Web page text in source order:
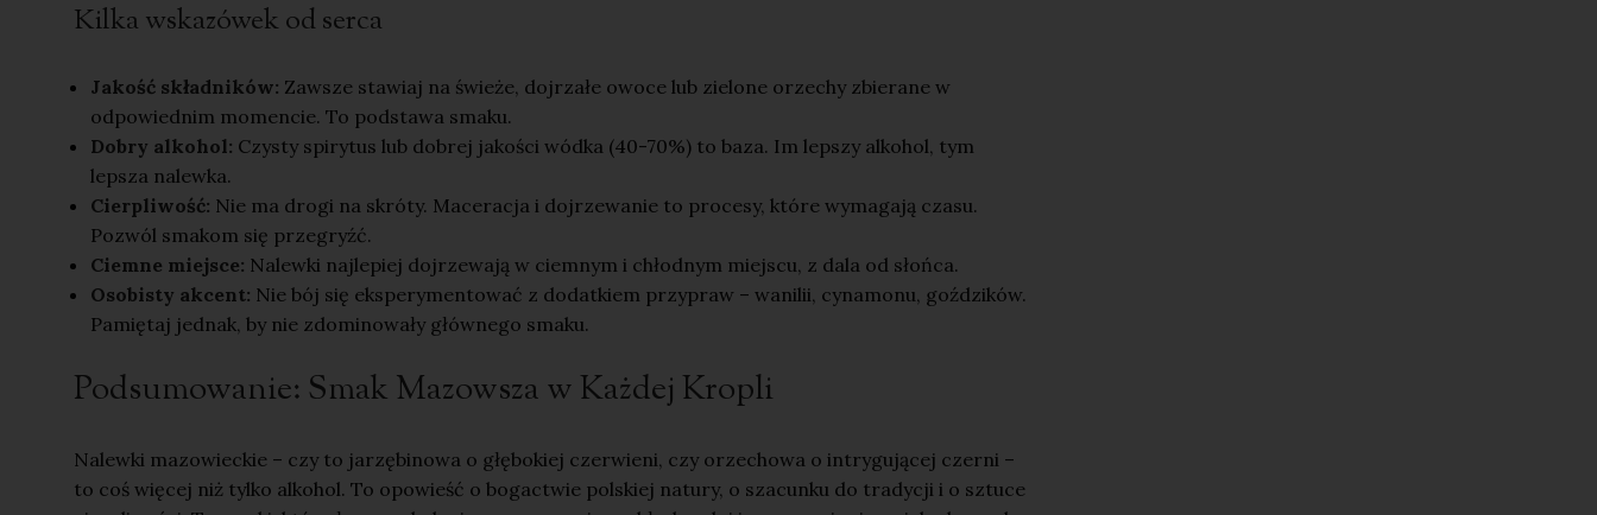
Kilka wskazówek od serca
Jakość składników: Zawsze stawiaj na świeże, dojrzałe owoce lub zielone orzechy zbierane w
odpowiednim momencie. To podstawa smaku.
Dobry alkohol: Czysty spirytus lub dobrej jakości wódka (40-70%) to baza. Im lepszy alkohol, tym
lepsza nalewka.
Cierpliwość: Nie ma drogi na skróty. Maceracja i dojrzewanie to procesy, które wymagają czasu.
Pozwól smakom się przegryźć.
Ciemne miejsce: Nalewki najlepiej dojrzewają w ciemnym i chłodnym miejscu, z dala od słońca.
Osobisty akcent: Nie bój się eksperymentować z dodatkiem przypraw – wanilii, cynamonu, goździków.
Pamiętaj jednak, by nie zdominowały głównego smaku.
Podsumowanie: Smak Mazowsza w Każdej Kropli
Nalewki mazowieckie – czy to jarzębinowa o głębokiej czerwieni, czy orzechowa o intrygującej czerni –
to coś więcej niż tylko alkohol. To opowieść o bogactwie polskiej natury, o szacunku do tradycji i o sztuce